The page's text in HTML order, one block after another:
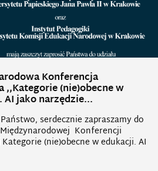
Konferencja
,,Kategorie (nie)obecne w
AI jako narzędzie...
serdecznie zapraszamy do
Międzynarodowej Konferencji
(nie)obecne w edukacji. AI